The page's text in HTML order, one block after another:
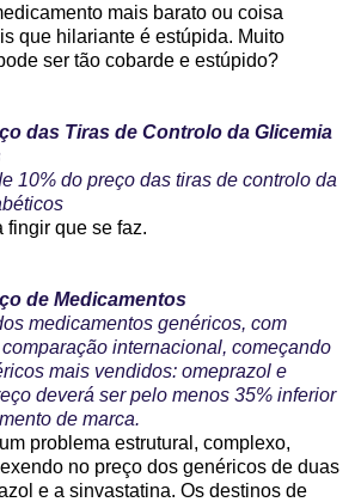
mais barato ou coisa
que hilariante é estúpida. Muito
ser tão cobarde e estúpido?
das Tiras de Controlo da Glicemia
10% do preço das tiras de controlo da
fingir que se faz.
de Medicamentos
medicamentos genéricos, com
internacional, começando
mais vendidos: omeprazol e
deverá ser pelo menos 35% inferior
de marca.
problema estrutural, complexo,
no preço dos genéricos de duas
e a sinvastatina. Os destinos de